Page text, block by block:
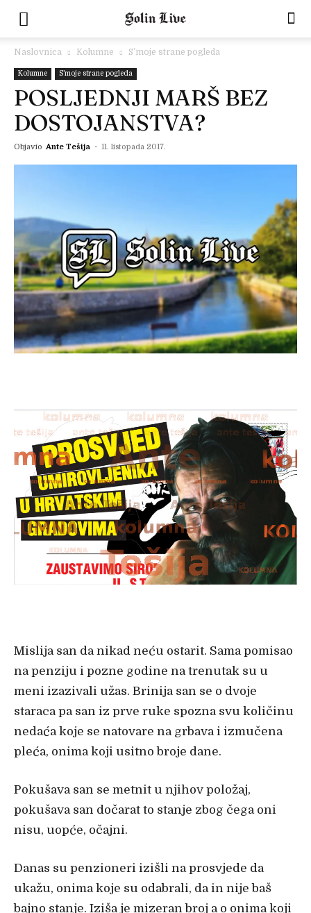
Naslovnica Kolumne S’moje strane pogleda
Kolumne S’moje strane pogleda
POSLJEDNJI MARŠ BEZ
DOSTOJANSTVA?
Objavio Ante Tešija - 11. listopada 2017.
Mislija san da nikad neću ostarit. Sama pomisao
na penziju i pozne godine na trenutak su u
meni izazivali užas. Brinija san se o dvoje
staraca pa san iz prve ruke spozna svu količinu
nedaća koje se natovare na grbava i izmučena
pleća, onima koji usitno broje dane.
Pokušava san se metnit u njihov položaj,
pokušava san dočarat to stanje zbog čega oni
nisu, uopće, očajni.
Danas su penzioneri izišli na prosvjede da
ukažu, onima koje su odabrali, da in nije baš
bajno stanje. Iziša je mizeran broj a o onima koji